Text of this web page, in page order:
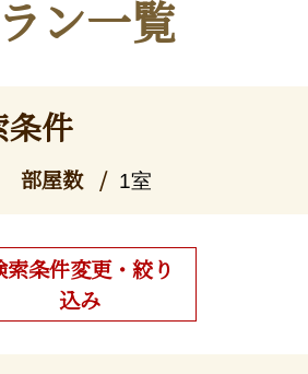
ン一覧
条件
部屋数 1室
索条件変更・絞り
込み